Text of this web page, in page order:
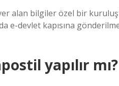
alan bilgiler özel bir
e-devlet kapısına
yapılır mı?